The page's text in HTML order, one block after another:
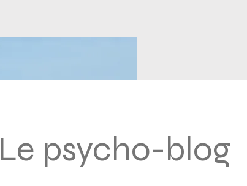
Le psycho-blog